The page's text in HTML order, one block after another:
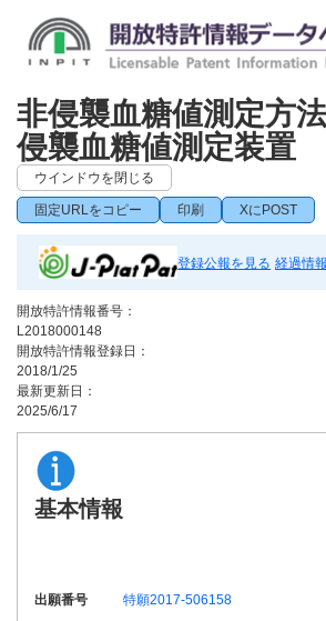
非侵襲血糖値測定方
侵襲血糖値測定装置
ウインドウを閉じる
固定URLをコピー 印刷 XにPOST
登録公報を見る 経過情
開放特許情報番号：
L2018000148
開放特許情報登録日：
2018/1/25
最新更新日：
2025/6/17
基本情報
出願番号
特願2017-506158